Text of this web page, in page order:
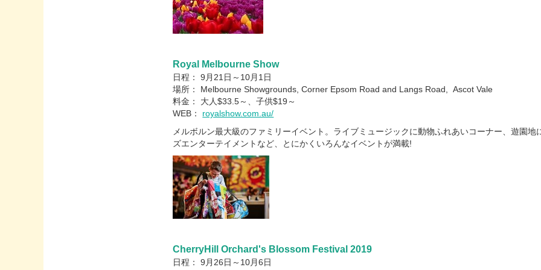
Royal Melbourne Show
日程： 9月21日～10月1日
場所： Melbourne Showgrounds, Corner Epsom Road and Langs Road, Ascot Vale
料金： 大人$33.5～、子供$19～
WEB： royalshow.com.au/
メルボルン最大級のファミリーイベント。ライブミュージックに動物ふれあいコーナー、遊園地
ズエンターテイメントなど、とにかくいろんなイベントが満載!
CherryHill Orchard's Blossom Festival 2019
日程： 9月26日～10月6日